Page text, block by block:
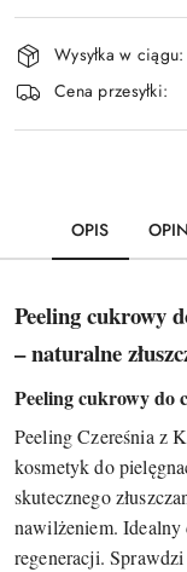
Dostępność
i
dostawa
Wysyłka w ciągu:
Cena przesyłki:
OPIS
Peeling cukrowy
– naturalne
Peeling cukrowy do
Peeling Czereśnia z
kosmetyk do
skutecznego
nawilżeniem. Idealny
regeneracji.